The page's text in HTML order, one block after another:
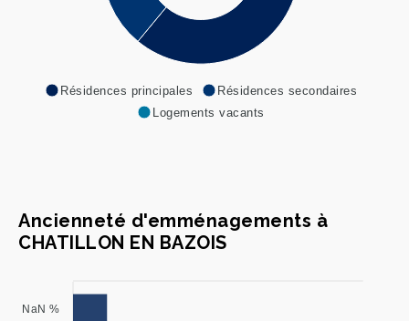
Résidences principales
Résidences secondaires
Logements vacants
Ancienneté d'emménagements à
CHATILLON EN BAZOIS
NaN %